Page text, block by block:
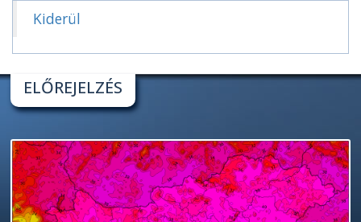
Kiderül
ELŐREJELZÉS